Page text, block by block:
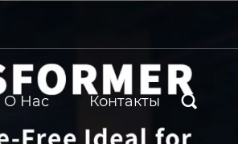
О Нас Контакты 